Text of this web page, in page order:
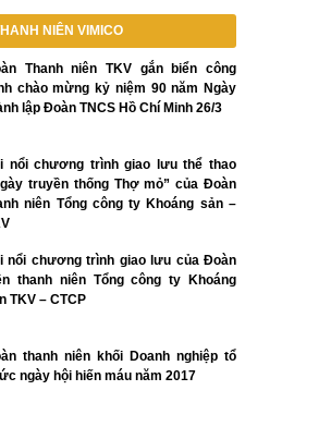
NIÊN VIMICO
Thanh niên TKV gắn biển công
chào mừng kỷ niệm 90 năm Ngày
lập Đoàn TNCS Hồ Chí Minh 26/3
nổi chương trình giao lưu thể thao
truyền thống Thợ mỏ” của Đoàn
niên Tổng công ty Khoáng sản –
nổi chương trình giao lưu của Đoàn
thanh niên Tổng công ty Khoáng
TKV – CTCP
thanh niên khối Doanh nghiệp tổ
ngày hội hiến máu năm 2017